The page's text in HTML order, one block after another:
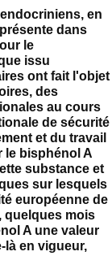
en
dans
le
issu
ont fait l'objet
des
au cours
de sécurité
et du travail
le bisphénol A
substance et
sur lesquels
européenne de
quelques mois
A une valeur
là en vigueur,